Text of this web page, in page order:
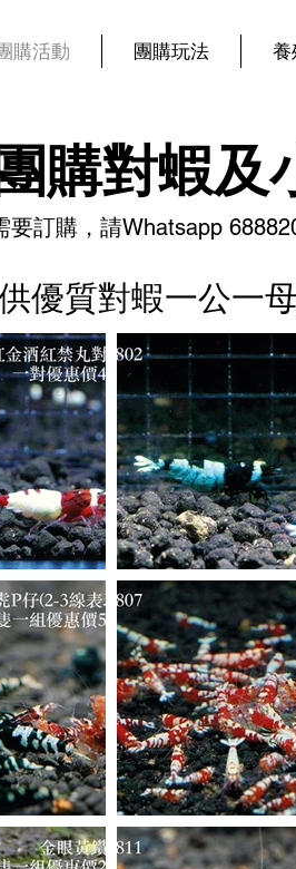
購活動 團購玩法 養
團購對蝦及
要訂購，請Whatsapp
優質對蝦一公一